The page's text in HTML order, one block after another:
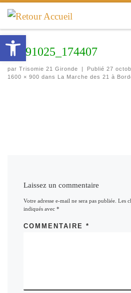
Passer au contenu
20191025_174407
par Trisomie 21 Gironde | Publié 27
1600 × 900 dans La Marche des 21 à
Laissez un commentaire
Votre adresse e-mail ne sera pas publiée. Les
indiqués avec*
COMMENTAIRE*
Ouvrir la barre